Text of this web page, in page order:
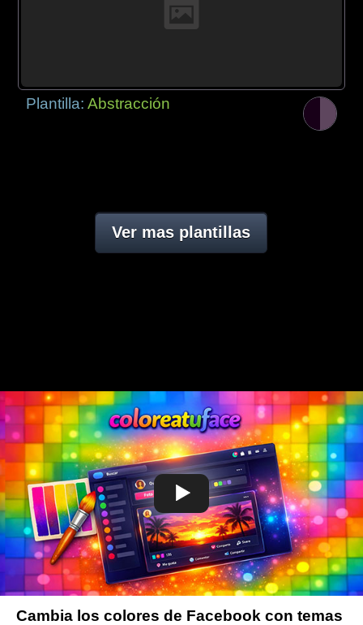
Plantilla:Abstracción
Ver mas plantillas
Cambia los colores de Facebook con temas